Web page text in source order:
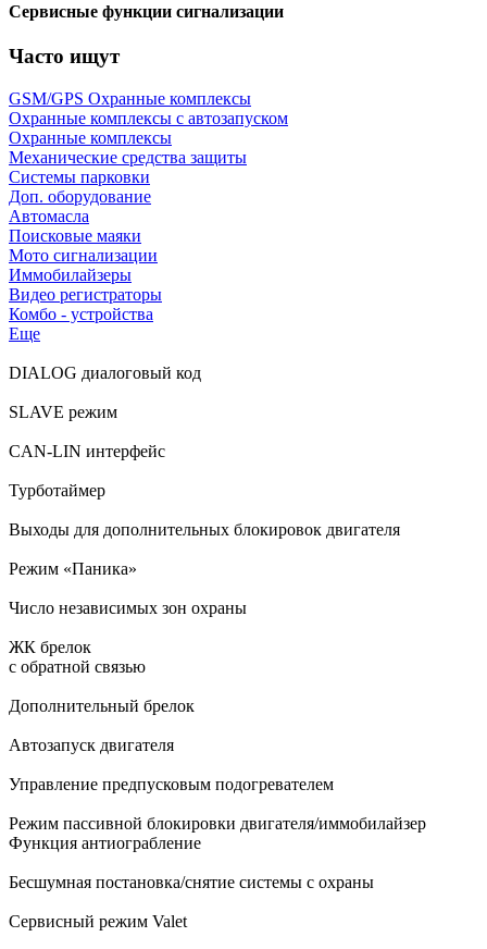
Сервисные функции сигнализации
Часто ищут
GSM/GPS Охранные комплексы
Охранные комплексы с автозапуском
Охранные комплексы
Механические средства защиты
Системы парковки
Доп. оборудование
Автомасла
Поисковые маяки
Мото сигнализации
Иммобилайзеры
Видео регистраторы
Комбо - устройства
Еще
DIALOG диалоговый код
SLAVE режим
CAN-LIN интерфейс
Турботаймер
Выходы для дополнительных блокировок двигателя
Режим «Паника»
Число независимых зон охраны
ЖК брелок
с обратной связью
Дополнительный брелок
Автозапуск двигателя
Управление предпусковым подогревателем
Режим пассивной блокировки двигателя/иммобилайзер
Функция антиограбление
Бесшумная постановка/снятие системы с охраны
Сервисный режим Valet